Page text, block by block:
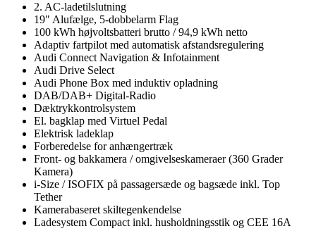
2. AC-ladetilslutning
19" Alufælge, 5-dobbelarm Flag
100 kWh højvoltsbatteri brutto / 94,9 kWh netto
Adaptiv fartpilot med automatisk afstandsregulering
Audi Connect Navigation & Infotainment
Audi Drive Select
Audi Phone Box med induktiv opladning
DAB/DAB+ Digital-Radio
Dæktrykkontrolsystem
El. bagklap med Virtuel Pedal
Elektrisk ladeklap
Forberedelse for anhængertræk
Front- og bakkamera / omgivelseskameraer (360 Grader
Kamera)
i-Size / ISOFIX på passagersæde og bagsæde inkl. Top
Tether
Kamerabaseret skiltegenkendelse
Ladesystem Compact inkl. husholdningsstik og CEE 16A